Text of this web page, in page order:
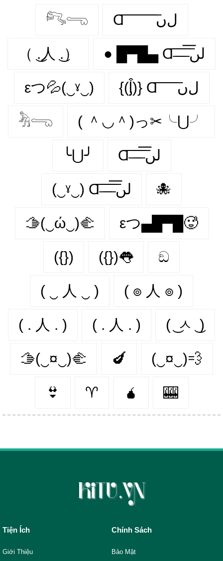
𓀐𓂸 Ɑ͞ ͞ ͞ ͞ ͞ ͞ ͞ ͞ لﮞ
（ ͜.人 ͜.） ● █▀█▄ Ɑ͞ ̶͞ ̶͞ ̶͞ لں͞
εつ💦(‿ˠ‿) {(ᶅ͒)} Ɑ͞ ͞ ͞ ͞ ͞ ﻝﮞ
𓀓𓂸 ( ＾◡＾)っ✂╰⋃╯
╰⋃╯ Ɑ͞ ̶͞ ̶͞ ̶͞ لں͞
(‿ˠ‿) Ɑ͞ ̶͞ ̶͞ ̶͞ لں͞ 🐙
🫱(‿ώ‿)🫲 εつ▄█▀█🥵
({}) ({})👅 ඞ
( ‿ 人 ‿ ) ( ๏ 人 ๏ )
( . 人 . ) ( . 人 . ) ( ͜ ㅅ ͜ )
🫱(‿¤‿)🫲 🍆 (‿¤‿)💨
👙 ♈ 🧉 🎰
Tiện Ích
Giới Thiệu
Chính Sách
Bảo Mật